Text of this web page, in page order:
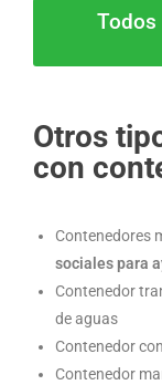
Todos
Otros
con
Contenedores
sociales para
Contenedor
de aguas
Contenedor
Contenedor